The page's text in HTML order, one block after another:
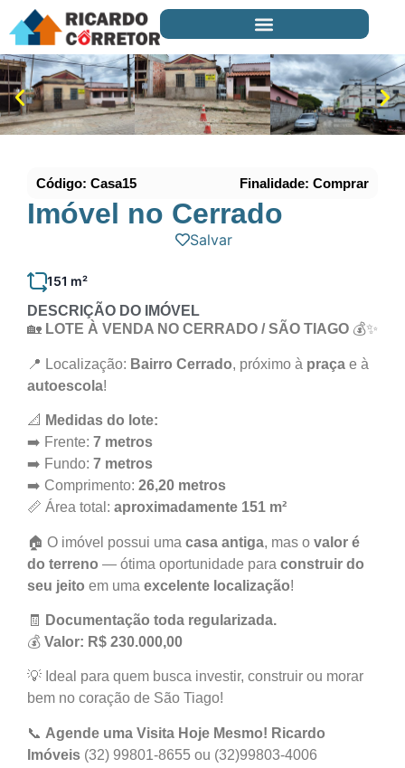
Código: Casa15 Finalidade: Comprar
Imóvel no Cerrado
Salvar
151 m²
DESCRIÇÃO DO IMÓVEL
🏡 LOTE À VENDA NO CERRADO / SÃO TIAGO 💰✨
📍 Localização: Bairro Cerrado, próximo à praça e à
autoescola!
📐 Medidas do lote:
➡️ Frente: 7 metros
➡️ Fundo: 7 metros
➡️ Comprimento: 26,20 metros
📏 Área total: aproximadamente 151 m²
🏠 O imóvel possui uma casa antiga, mas o valor é
do terreno — ótima oportunidade para construir do
seu jeito em uma excelente localização!
🧾
Documentação toda regularizada.
💰 Valor: R$ 230.000,00
💡 Ideal para quem busca investir, construir ou morar
bem no coração de São Tiago!
📞 Agende uma Visita Hoje Mesmo! Ricardo
Imóveis (32) 99801-8655 ou (32)99803-4006